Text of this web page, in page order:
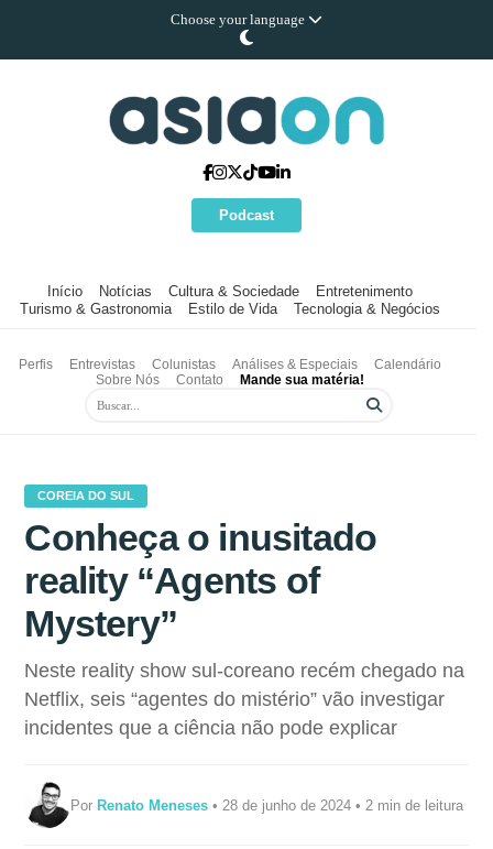
Choose your language
Podcast
Início Notícias Cultura & Sociedade
Entretenimento
Turismo & Gastronomia
Estilo de Vida Tecnologia & Negócios
Perfis Entrevistas Colunistas Análises & Especiais
Calendário
Sobre Nós
Contato Mande sua matéria!
COREIA DO SUL
Conheça o inusitado
reality “Agents of
Mystery”
Neste reality show sul-coreano recém chegado na
Netflix, seis “agentes do mistério” vão investigar
incidentes que a ciência não pode explicar
PorRenato Meneses • 28 de junho de 2024 • 2 min de leitura